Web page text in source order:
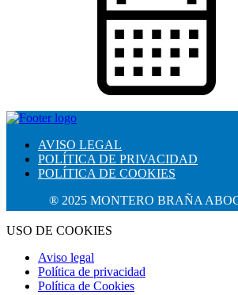
AVISO LEGAL
POLÍTICA DE PRIVACIDAD
POLÍTICA DE COOKIES
® 2025 MONTERO BRAÑA
USO DE COOKIES
Aviso legal
Política de privacidad
Política de Cookies